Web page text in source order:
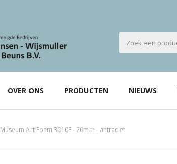
OVER ONS PRODUCTEN NIEUWS
Museum Art Foam 3010E - 20mm - antraciet